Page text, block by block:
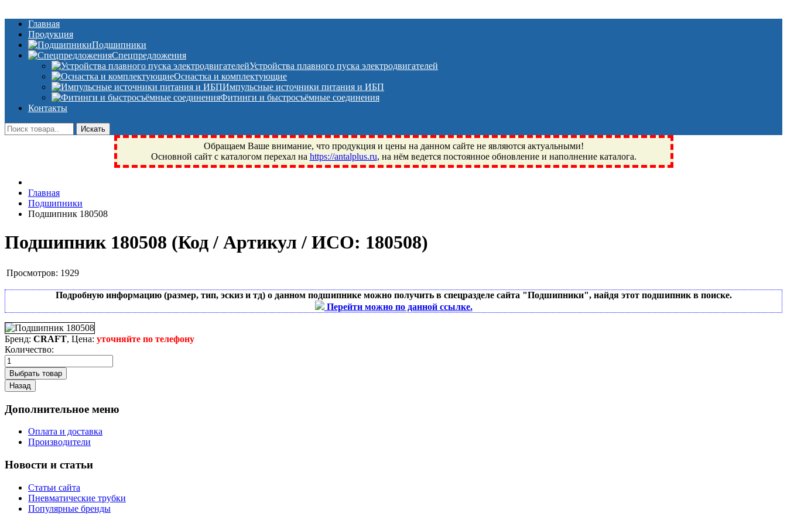
Главная
Продукция
Подшипники
Спецпредложения
Устройства плавного пуска электродвигателей
Оснастка и комплектующие
Импульсные источники питания и ИБП
Фитинги и быстросъёмные соединения
Контакты
Обращаем Ваше внимание, что продукция и цены на данном сайте не являются актуальными!
Основной сайт с каталогом перехал на https://antalplus.ru, на нём ведется постоянное обновление и наполнение каталога.
Фрязино, Антал+, плюс, Свердловский, Загорянский, Юбилейный, Щелково, Москва, Пушкино, Королёв, Балашиха, Фряново, Монино, Ивантеевка, подшипники, пневматика, метизы,
техника, сварочные аппараты, NIS, NSK, JED, KPT, NXZ, ГПЗ, Neutral, WHX, ZWZ, CRAFT, СПЗ-4, NECTECH, KG, LQY, DPI, BSN, SPZ, РФ, BMZ, ХАРП, CX, РОЛТОМ, APZ, FBJ, KYK,
NTN, SKF, купить, заказать
Главная
Подшипники
Подшипник 180508
Подшипник 180508 (Код / Артикул / ИСО: 180508)
Просмотров: 1929
Подробную информацию (размер, тип, эскиз и тд) о данном подшипнике можно получить в спецразделе сайта "Подшипники", найдя этот подшипник в поиске.
Перейти можно по данной ссылке.
Бренд: CRAFT, Цена: уточняйте по телефону
Количество:
Дополнительное меню
Оплата и доставка
Производители
Новости и статьи
Статьи сайта
Пневматические трубки
Популярные бренды